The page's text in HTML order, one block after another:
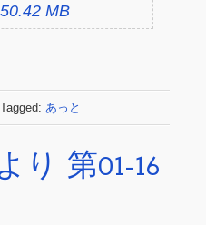
MB
Tagged: あっと
り 第01-16